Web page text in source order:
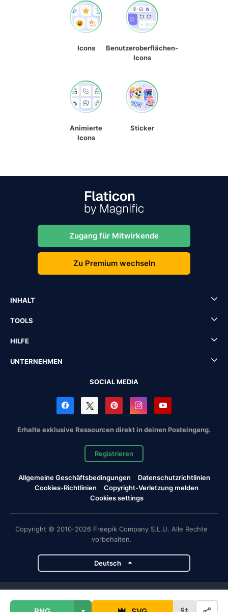
Icons
Benutzeroberflächen-
Icons
Animierte
Icons
Sticker
Zugang für Mitwirkende
Zu Premium wechseln
INHALT
TOOLS
HILFE
UNTERNEHMEN
SOCIAL MEDIA
Erhalte exklusive Ressourcen direkt in deinen Posteingang.
Registrieren
Allgemeine Geschäftsbedingungen
Datenschutzrichtlinien
Cookies-Richtlinien
Copyright-Verletzung melden
Cookies settings
Copyright © 2010-2026 Freepik Company S.L.U. Alle Rechte
vorbehalten.
Deutsch